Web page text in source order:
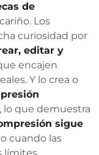
de
Los
curiosidad por
editar y
encajen
Y lo crea o
lo que demuestra
sigue
cuando las